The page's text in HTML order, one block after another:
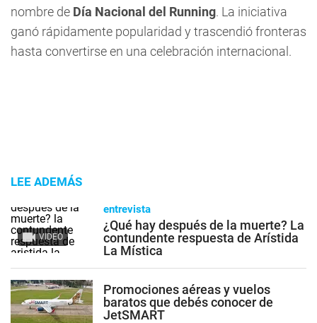
nombre de Día Nacional del Running. La iniciativa
ganó rápidamente popularidad y trascendió fronteras
hasta convertirse en una celebración internacional.
LEE ADEMÁS
VIDEO
entrevista
¿Qué hay después de la muerte? La
contundente respuesta de Arístida
La Mística
Promociones aéreas y vuelos
baratos que debés conocer de
JetSMART